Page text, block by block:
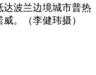
达波兰边境城市普热
。（李健玮摄）